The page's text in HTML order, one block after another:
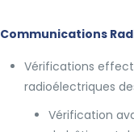
Communications
Vérifications
radioélectriques
Vérification